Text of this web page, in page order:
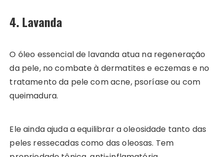
4. Lavanda
O óleo essencial de lavanda atua na regeneração
da pele, no combate à dermatites e eczemas e no
tratamento da pele com acne, psoríase ou com
queimadura.
Ele ainda ajuda a equilibrar a oleosidade tanto das
peles ressecadas como das oleosas. Tem